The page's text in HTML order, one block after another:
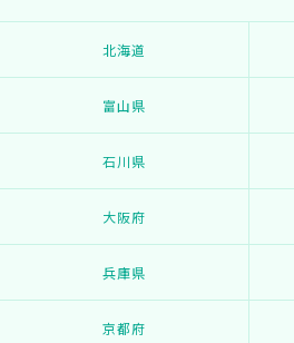
北海道
富山県
石川県
大阪府
兵庫県
京都府